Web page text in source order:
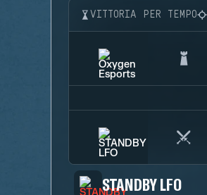
VITTORIA PER TEMPO
STANDBY LFO